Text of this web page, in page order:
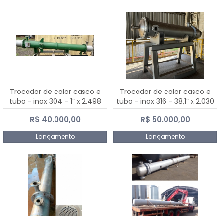
Trocador de calor casco e
tubo - inox 304 - 1” x 2.498
mm
R$ 40.000,00
Lançamento
Trocador de calor casco e
tubo - inox 316 - 38,1” x 2.030
mm
R$ 50.000,00
Lançamento